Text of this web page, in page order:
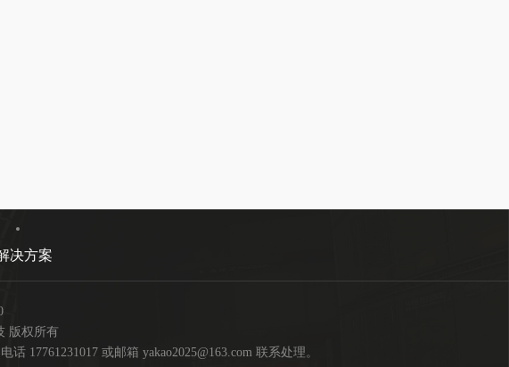
决方案
版权所有
17761231017 或邮箱 yakao2025@163.com 联系处理。